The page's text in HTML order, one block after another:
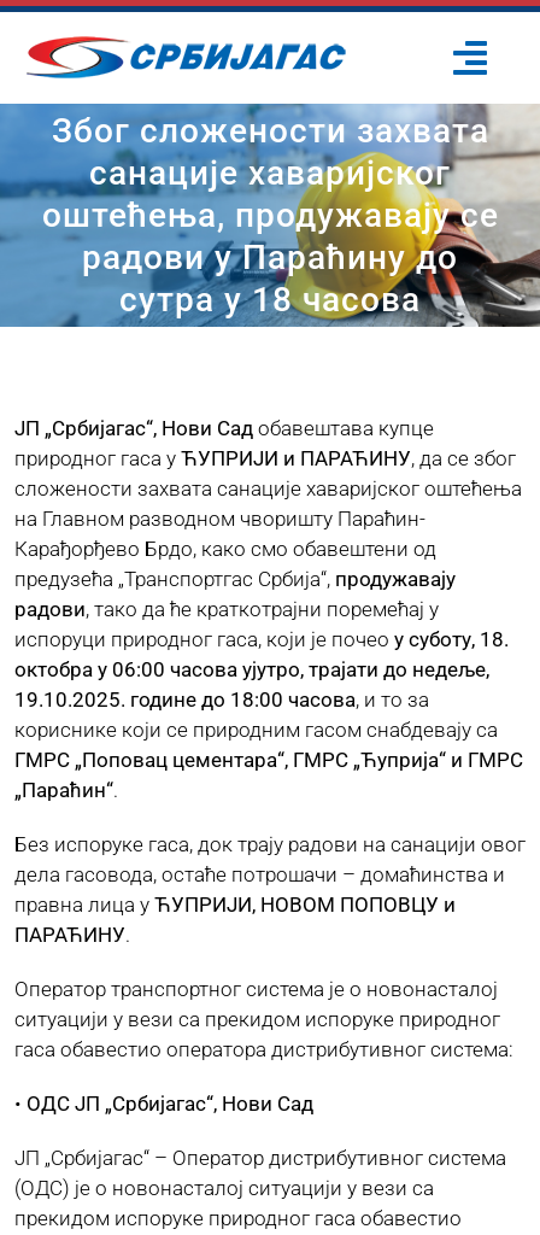
Skip
content
ПОЧЕТНА
О НАМА
ПРОЈЕКТИ
ОДРЖИВИ РАЗВОЈ
ПРЕС ЦЕНТАР
ЈАВНЕ НАБАВКЕ
ПЛАН ЈАВНИХ НАБАВКИ
КОНТАКТ
Због сложености захвата
санације хаваријског
оштећења, продужавају се
радови у Параћину до
сутра у 18 часова
ЈП „Србијагас“, Нови Садобавештава купце
природног гаса у ЋУПРИЈИ и ПАРАЋИНУ, да се због
сложености захвата санације хаваријског оштећења
на Главном разводном чворишту Параћин-
Карађорђево Брдо, како смо обавештени од
предузећа „Транспортгас Србија“, продужавају
радови, тако да ће краткотрајни поремећај у
испоруци природног гаса, који је почео у суботу, 18.
октобра у 06:00 часова ујутро, трајати до недеље,
19.10.2025. године до 18:00 часова, и то за
кориснике који се природним гасом снабдевају са
ГМРС „Поповац цементара“, ГМРС „Ћуприја“ и ГМРС
„Параћин“.
Без испоруке гаса, док трају радови на санацији овог
дела гасовода, остаће потрошачи – домаћинства и
правна лица у ЋУПРИЈИ, НОВОМ ПОПОВЦУ и
ПАРАЋИНУ.
Оператор транспортног система је о новонасталој
ситуацији у вези са прекидом испоруке природног
гаса обавестио оператора дистрибутивног система:
• ОДС ЈП „Србијагас“, Нови Сад
ЈП „Србијагас“ – Оператор дистрибутивног система
(ОДС) је о новонасталој ситуацији у вези са
прекидом испоруке природног гаса обавестио